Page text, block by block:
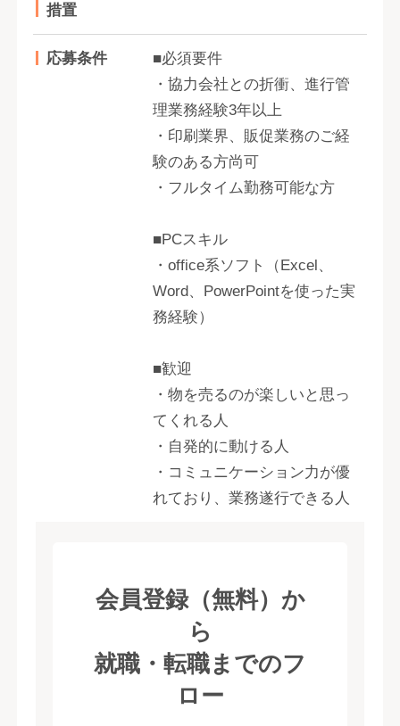
措置
応募条件
■必須要件
・協力会社との折衝、進行管
理業務経験3年以上
・印刷業界、販促業務のご経
験のある方尚可
・フルタイム勤務可能な方
■PCスキル
・office系ソフト（Excel、
Word、PowerPointを使った実
務経験）
■歓迎
・物を売るのが楽しいと思っ
てくれる人
・自発的に動ける人
・コミュニケーション力が優
れており、業務遂行できる人
会員登録（無料）か
ら
就職・転職までのフ
ロー